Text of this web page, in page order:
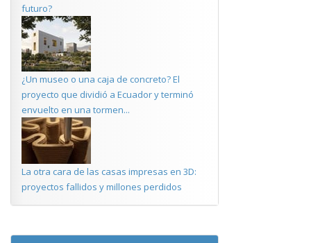
futuro?
¿Un museo o una caja de concreto? El
proyecto que dividió a Ecuador y terminó
envuelto en una tormen...
La otra cara de las casas impresas en 3D:
proyectos fallidos y millones perdidos